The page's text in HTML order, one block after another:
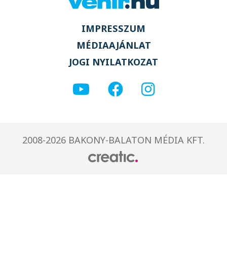
IMPRESSZUM
MÉDIAAJÁNLAT
JOGI NYILATKOZAT
2008-2026 BAKONY-BALATON MÉDIA KFT.